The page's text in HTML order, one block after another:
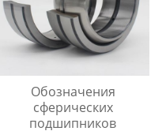
Обозначения
сферических
подшипников